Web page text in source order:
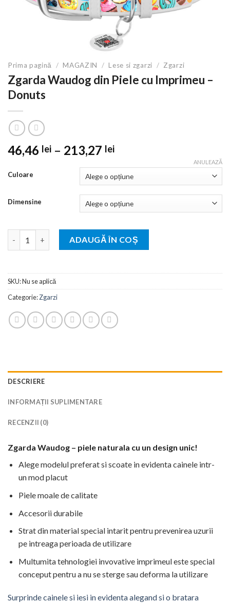
Prima pagină / MAGAZIN / Lese si zgarzi / Zgarzi
Zgarda Waudog din Piele cu Imprimeu –
Donuts
46,46 lei – 213,27 leiInterval
prețuri:
46,46 lei
până
la
Culoare
Dimensine
ANULEAZĂ
Cantitate Zgarda Waudog din Piele cu Imprimeu - Donuts
ADAUGĂ ÎN COȘ
SKU:Nu se aplică
Categorie:Zgarzi
DESCRIERE
INFORMAȚII SUPLIMENTARE
RECENZII (0)
Zgarda Waudog – piele naturala cu un design unic!
Alege modelul preferat si scoate in evidenta cainele intr-
un mod placut
Piele moale de calitate
Accesorii durabile
Strat din material special intarit pentru prevenirea uzurii
pe intreaga perioada de utilizare
Multumita tehnologiei invovative imprimeul este special
conceput pentru a nu se sterge sau deforma la utilizare
Surprinde cainele si iesi in evidenta alegand si o bratara